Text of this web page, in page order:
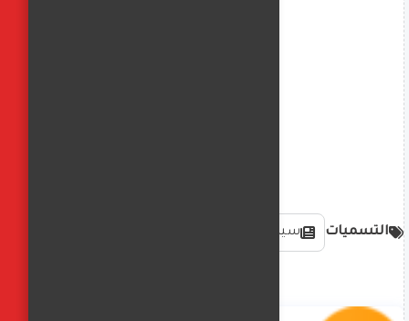
التسميات سياسةدوليةوعالمية